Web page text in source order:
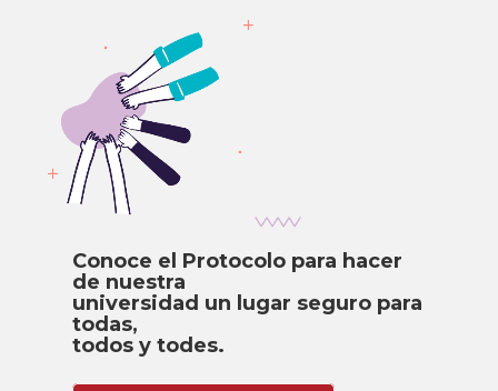
Conoce el Protocolo para hacer
de nuestra
universidad un lugar seguro para
todas,
todos y todes.